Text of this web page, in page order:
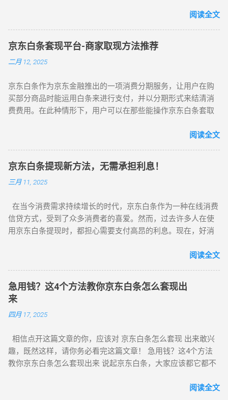
然而，使用京东白条也需要注意一些潜在风险。近年来，因通
过京东白条诈骗、盗刷、套现等行为而获刑的案例至少有200
起。此外，京东白条一度存在审核漏洞，面签过程流于形式。
守相关规定，避免参与任何违法违规的行为。 总的来说，京东
白条为用户提供了一种便捷的信用支付方式，但在使用时需要
谨慎，合理规划消费和还款，以避免不必要的风险。
信用的影响 京东白条套现行为存在一定的风险，可能会对个人
信用记录产生负面影响。以下是可能的影响： 逾期风险：如果
套现后无法按时还款，将产生逾期记录，这会对信用评分产生
不利影响。 风险评估：京东可能会监测用户的账户活动，包括
套现行为。频繁或异常的套现可能被视为高风险行为，从而影
情况下，套现可能违反法律法规，导致法律责任和信用记录的
严重损害。 四、合法使用京东白条的建议 为了避免潜在的风险
和不良后果，建议用户合法使用京东白条： 遵守规定：按照京
消费：根据自己的实际需求和还款能力进行消费，避免过度依
赖信贷。 建立良好信用：按时还款、保持良好的消费记录，有
助于提升个人信用评分。 总之，京东白条是一种方便的消费信
影响。在使用京东白条时，用户应遵守相关规定，理性消费，
并注意维护良好的信用记录。如果确实需要现金，建议考虑其
他合法的借贷或金融服务渠道。同时，也要警惕网络上的套现
诈骗，避免轻信高额回报的套现诱惑，保护个人财产安全。
作步骤，希望能帮助到有需要的朋友。 套白条出来的操作流程
换现。 白条闪付流程：提供闪付卡号、支付密码、收款人支付
宝等信息，5 分钟左右到账。 出库流程：对账号有要求，信誉
好的账号才能操作。 京东 C 店模式：给客服账号下单付款，10
的是，套白条是一种违规行为，可能会导致账号被冻结或其他
风险。请大家谨慎使用，并遵守相关规定。 如何找到靠谱商
家： 看经营时间：经营时间较长的商家可能更靠谱。 沟通方
白条是一种便捷的支付方式，但我们也要合理使用，避免陷入
债务危机。希望本文能对大家有所帮助。
阅读全文
京东白条套现平台-商家取现方法推荐
二月 12, 2025
京东白条作为京东金融推出的一项消费分期服务，让用户在购
买部分商品时能运用白条来进行支付，并以分期形式来结清消
费费用。在此种情形下，用户可以在那些能操作京东白条套取
金资源。 京东白条 Jingdong Baitiao 一般而言，能够开展京东
家，包含了各大超市以及便利店等；其二则是线上商家，类似
各类电商平台、网上商城等。 首先，超市类商家是京东白条套
取现金比较常见的商家类别。在国内各个地区，每个省份都有
些商家都支持京东白条，用户既可以在它们的实体店内，也能
够在其官网选择京东白条来支付消费金额。另外，像 7-11、OK
便利店等一些便利店同样支持京东白条，用户也可以去尝试。
平台、网上商城等。倘若用户有使用京东白条进行支付的打
算，那么可以在淘宝、京东、天猫等电商平台进行搜索，很快
就能发现有大量支持京东白条的商家。此外，像拼多多、亚马
逊等一些网上商城也支持京东白条，用户同样可以在这些网站
上利用京东白条来支付消费金额。 总之，能进行京东白条套取
现金的商家涵盖了超市类商家，如家乐福、苏宁易购、百佳超
天猫、拼多多、亚马逊等，用户可以按照自身的需求来选择使
用京东白条支付消费金额。 但必须着重强调的是，利用京东白
条套取现金是一种违反法律法规的行为，严重违背了国家相关
考，绝不能被视为对这类违法违规行为的鼓励或支持。京东白
阅读全文
京东白条提现新方法，无需承担利息！
三月 11, 2025
在当今消费需求持续增长的时代，京东白条作为一种在线消费
信贷方式，受到了众多消费者的喜爱。然而，过去许多人在使
用京东白条提现时，都担心需要支付高昂的利息。现在，好消
我们就来详细了解一下京东白条提现的新方法吧，希望能帮到
解新方法的实现方式。京东白条提现实际上是将京东白条的信
用额度转换为现金，可以直接提现到用户的银行卡中。在此过
程中，京东会根据用户的额度和信用状况来确定提现金额和利
率。 现在，京东推出了一种全新的提现方式，使用京东白条提
期账单，即可享受免息提现的便利。这意味着，如果用户能够
按时还款，他们就无需支付任何利息，为用户提供了更加灵活
和经济的消费方式。 除了及时还款外，用户还可以通过其他方
期期限进行还款，因为利息是按日计算的，分期越短，利息负
阅读全文
急用钱？这4个方法教你京东白条怎么套现出
来
四月 17, 2025
相信点开这篇文章的你，应该对 京东白条怎么套现 出来敢兴
趣，既然这样，请你务必看完这篇文章！ 急用钱？这4个方法
教你京东白条怎么套现出来 说起京东白条，大家应该都它都不
用法不仅如此，这大概是很多人对京东白条的初印象，是一款
阅读全文